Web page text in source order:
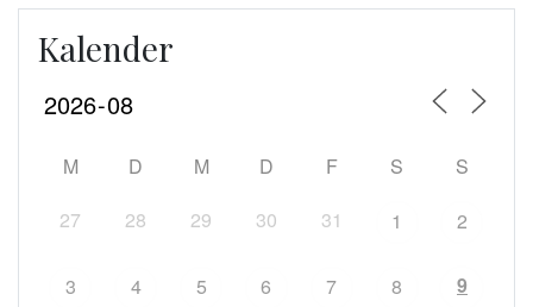
Kalender
M D M D F S
S
27
28 29 30 31 1 2
3 4 5 6 7 8 9